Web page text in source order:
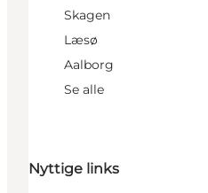
Skagen
Læsø
Aalborg
Se alle
Nyttige links